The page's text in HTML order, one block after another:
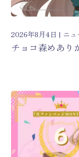
2026年8月4日 ニュ
チョコ森めあり